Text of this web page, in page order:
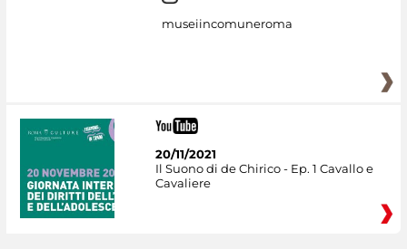
museiincomuneroma
20/11/2021
Il Suono di de Chirico - Ep. 1 Cavallo e
Cavaliere